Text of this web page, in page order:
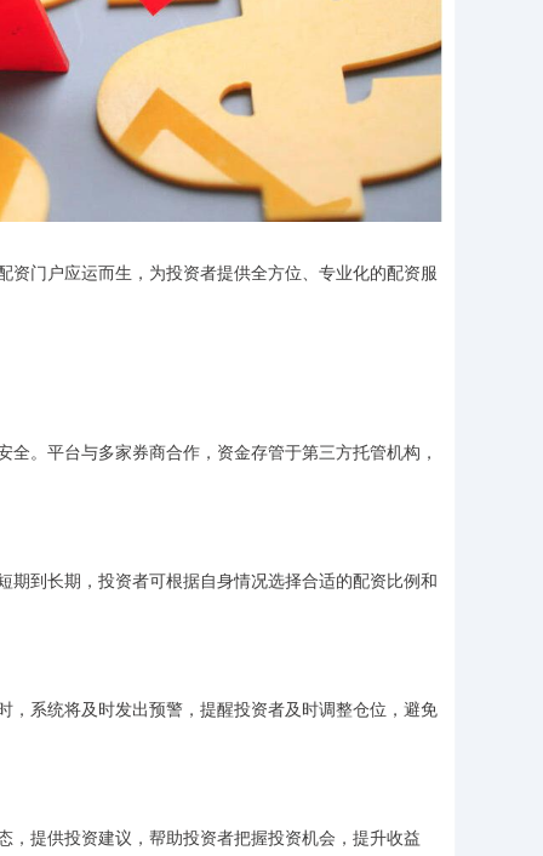
门户应运而生，为投资者提供全方位、专业化的配资服
。平台与多家券商合作，资金存管于第三方托管机构，
到长期，投资者可根据自身情况选择合适的配资比例和
系统将及时发出预警，提醒投资者及时调整仓位，避免
提供投资建议，帮助投资者把握投资机会，提升收益